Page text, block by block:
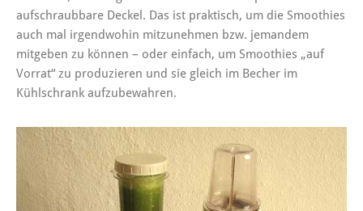
aufschraubbare Deckel. Das ist praktisch, um die Smoothies
auch mal irgendwohin mitzunehmen bzw. jemandem
mitgeben zu können – oder einfach, um Smoothies „auf
Vorrat“ zu produzieren und sie gleich im Becher im
Kühlschrank aufzubewahren.